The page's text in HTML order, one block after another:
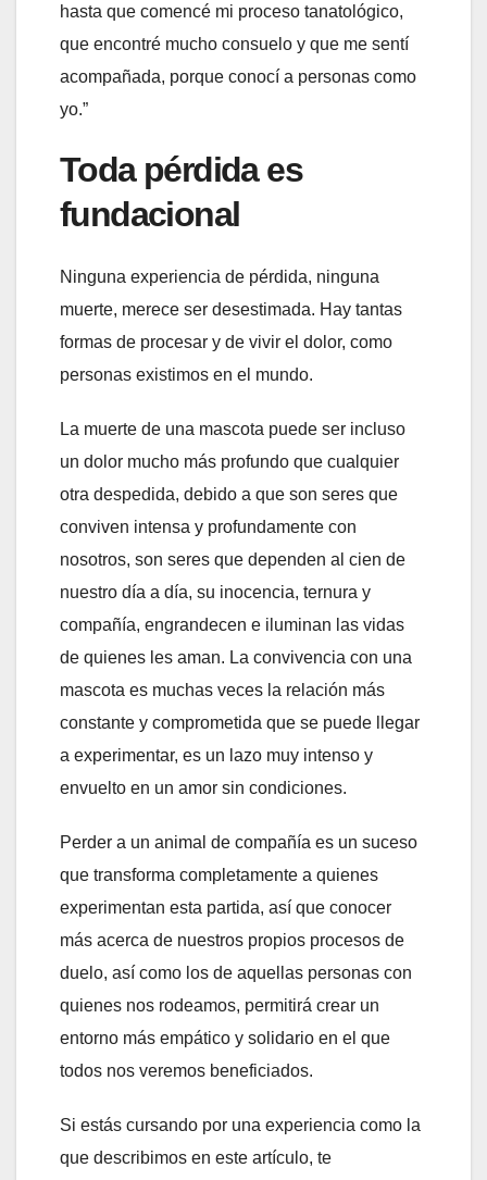
hasta que comencé mi proceso tanatológico,
que encontré mucho consuelo y que me sentí
acompañada, porque conocí a personas como
yo.”
Toda pérdida es
fundacional
Ninguna experiencia de pérdida, ninguna
muerte, merece ser desestimada. Hay tantas
formas de procesar y de vivir el dolor, como
personas existimos en el mundo.
La muerte de una mascota puede ser incluso
un dolor mucho más profundo que cualquier
otra despedida, debido a que son seres que
conviven intensa y profundamente con
nosotros, son seres que dependen al cien de
nuestro día a día, su inocencia, ternura y
compañía, engrandecen e iluminan las vidas
de quienes les aman. La convivencia con una
mascota es muchas veces la relación más
constante y comprometida que se puede llegar
a experimentar, es un lazo muy intenso y
envuelto en un amor sin condiciones.
Perder a un animal de compañía es un suceso
que transforma completamente a quienes
experimentan esta partida, así que conocer
más acerca de nuestros propios procesos de
duelo, así como los de aquellas personas con
quienes nos rodeamos, permitirá crear un
entorno más empático y solidario en el que
todos nos veremos beneficiados.
Si estás cursando por una experiencia como la
que describimos en este artículo, te